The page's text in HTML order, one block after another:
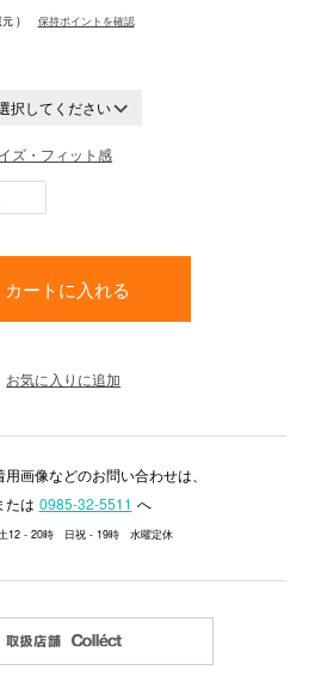
) 保持ポイントを確認
ズ・フィット感
カートに入れる
お気に入りに追加
画像などのお問い合わせは、
は 0985-32-5511 へ
土12 - 20時 日祝 - 19時 水曜定休